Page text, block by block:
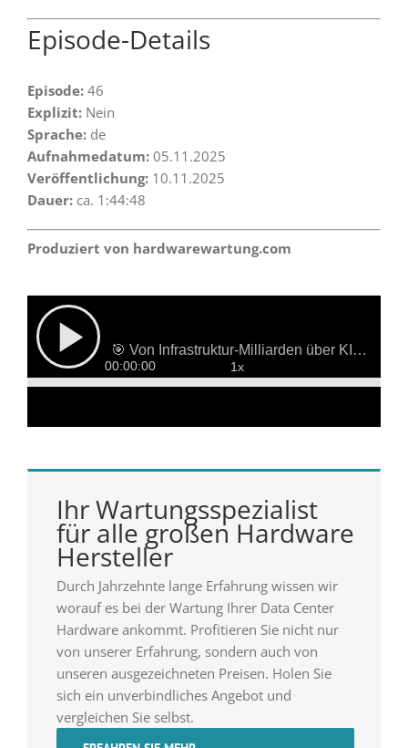
Episode-Details
Episode:46
Explizit:Nein
Sprache:de
Aufnahmedatum:05.11.2025
Veröffentlichung:10.11.2025
Dauer:ca. 1:44:48
Produziert von hardwarewartung.com
Ihr Wartungsspezialist
für alle großen Hardware
Hersteller
Durch Jahrzehnte lange Erfahrung wissen wir
worauf es bei der Wartung Ihrer Data Center
Hardware ankommt. Profitieren Sie nicht nur
von unserer Erfahrung, sondern auch von
unseren ausgezeichneten Preisen. Holen Sie
sich ein unverbindliches Angebot und
vergleichen Sie selbst.